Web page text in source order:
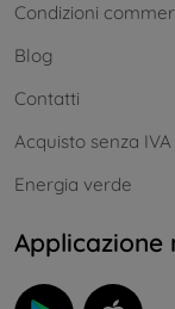
Condizioni
Blog
Contatti
Acquisto senza
Energia verde
Applicazione